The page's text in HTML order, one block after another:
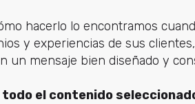
hacerlo lo encontramos
y experiencias de sus
un mensaje bien diseñado y
todo el contenido